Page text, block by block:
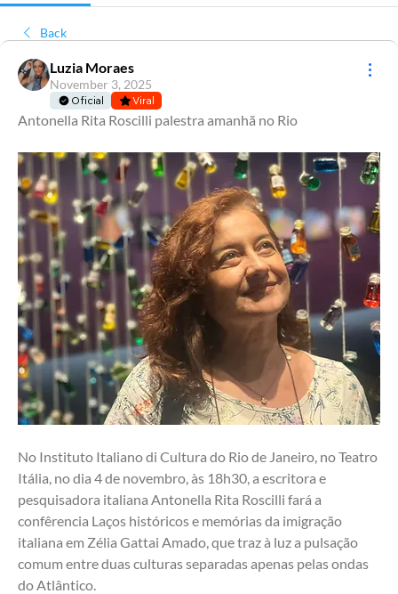
Back
Luzia Moraes
November 3, 2025
Oficial Viral
Antonella Rita Roscilli palestra amanhã no Rio
No Instituto Italiano di Cultura do Rio de Janeiro, no Teatro
Itália, no dia 4 de novembro, às 18h30, a escritora e
pesquisadora italiana Antonella Rita Roscilli fará a
confêrencia Laços históricos e memórias da imigração
italiana em Zélia Gattai Amado, que traz à luz a pulsação
comum entre duas culturas separadas apenas pelas ondas
do Atlântico.